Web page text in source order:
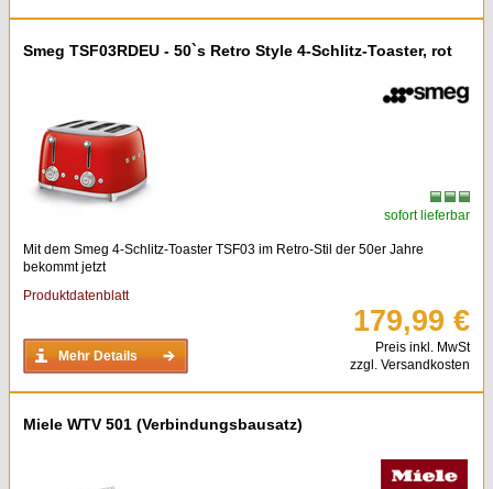
Smeg TSF03RDEU - 50`s Retro Style 4-Schlitz-Toaster, rot
sofort lieferbar
Mit dem Smeg 4-Schlitz-Toaster TSF03 im Retro-Stil der 50er Jahre
bekommt jetzt
Produktdatenblatt
Mehr Details
179,99 €
Preis inkl. MwSt
zzgl. Versandkosten
Miele WTV 501 (Verbindungsbausatz)